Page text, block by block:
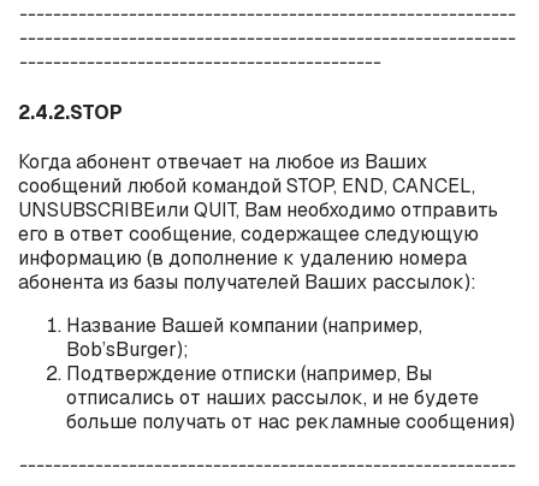
-----------------------------------------------------------
-----------------------------------------------------------
-------------------------------------------
2.4.2.STOP
Когда абонент отвечает на любое из Ваших
сообщений любой командойSTOP, END, CANCEL,
UNSUBSCRIBEилиQUIT, Вам необходимо отправить
его в ответ сообщение, содержащее следующую
информацию (в дополнение к удалению номера
абонента из базы получателей Ваших рассылок):
Название Вашей компании (например,
Bob’sBurger);
Подтверждение отписки (например, Вы
отписались от наших рассылок, и не будете
больше получать от нас рекламные сообщения)
-----------------------------------------------------------